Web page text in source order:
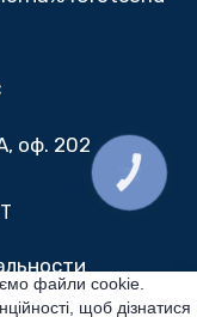
оф. 202
файли cookie.
щоб дізнатися
КНОПКА
ЗВ'ЯЗКУ